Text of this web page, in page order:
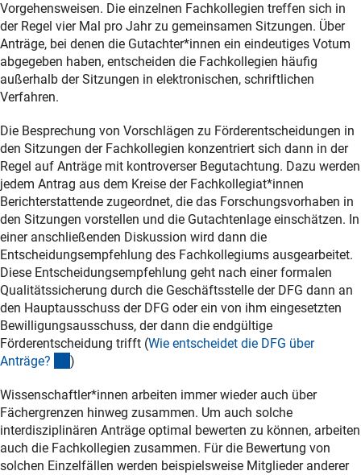
Vorgehensweisen. Die einzelnen Fachkollegien treffen sich in
der Regel vier Mal pro Jahr zu gemeinsamen Sitzungen. Über
Anträge, bei denen die Gutachter*innen ein eindeutiges Votum
abgegeben haben, entscheiden die Fachkollegien häufig
außerhalb der Sitzungen in elektronischen, schriftlichen
Verfahren.
Die Besprechung von Vorschlägen zu Förderentscheidungen in
den Sitzungen der Fachkollegien konzentriert sich dann in der
Regel auf Anträge mit kontroverser Begutachtung. Dazu werden
jedem Antrag aus dem Kreise der Fachkollegiat*innen
Berichterstattende zugeordnet, die das Forschungsvorhaben in
den Sitzungen vorstellen und die Gutachtenlage einschätzen. In
einer anschließenden Diskussion wird dann die
Entscheidungsempfehlung des Fachkollegiums ausgearbeitet.
Diese Entscheidungsempfehlung geht nach einer formalen
Qualitätssicherung durch die Geschäftsstelle der DFG dann an
den Hauptausschuss der DFG oder ein von ihm eingesetzten
Bewilligungsausschuss, der dann die endgültige
Förderentscheidung trifft (Wie entscheidet die DFG über
Anträge? (interner Link)
)
Wissenschaftler*innen arbeiten immer wieder auch über
Fächergrenzen hinweg zusammen. Um auch solche
interdisziplinären Anträge optimal bewerten zu können, arbeiten
auch die Fachkollegien zusammen. Für die Bewertung von
solchen Einzelfällen werden beispielsweise Mitglieder anderer